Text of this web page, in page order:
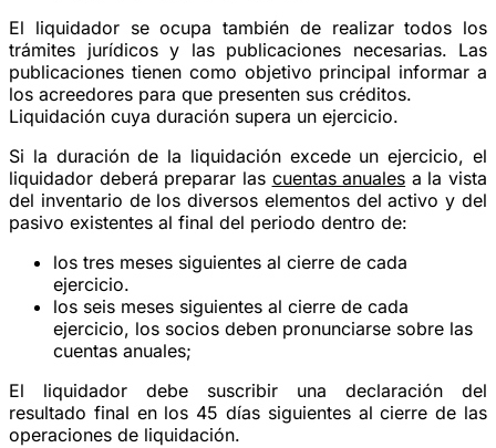
El liquidador se ocupa también de realizar todos los
trámites jurídicos y las publicaciones necesarias. Las
publicaciones tienen como objetivo principal informar a
los acreedores para que presenten sus créditos.
Liquidación cuya duración supera un ejercicio.
Si la duración de la liquidación excede un ejercicio, el
liquidador deberá preparar las cuentas anuales a la vista
del inventario de los diversos elementos del activo y del
pasivo existentes al final del periodo dentro de:
los tres meses siguientes al cierre de cada
ejercicio.
los seis meses siguientes al cierre de cada
ejercicio, los socios deben pronunciarse sobre las
cuentas anuales;
El liquidador debe suscribir una declaración del
resultado final en los 45 días siguientes al cierre de las
operaciones de liquidación.